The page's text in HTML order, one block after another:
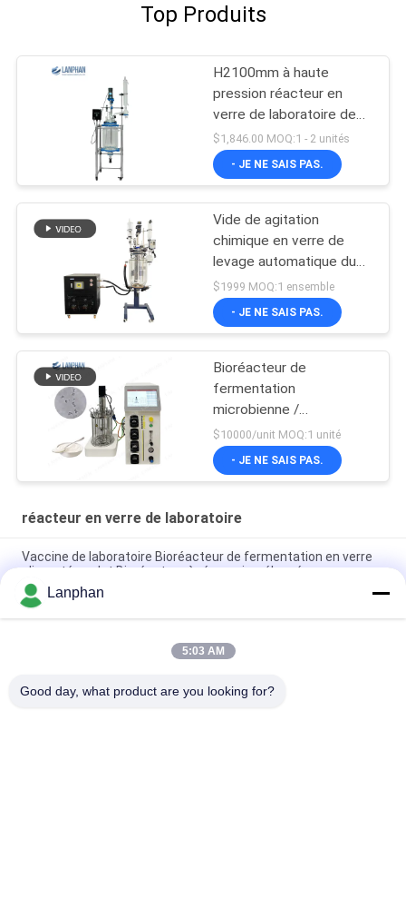
Top Produits
H2100mm à haute
pression réacteur en
verre de laboratoire de
20 litres
$1,846.00 MOQ:1 - 2 unités
- JE NE SAIS PAS.
Vide de agitation
chimique en verre de
levage automatique du
réacteur 10L de
laboratoire
$1999 MOQ:1 ensemble
- JE NE SAIS PAS.
Bioréacteur de
fermentation
microbienne /
bactérienne 1l
Bioréacteur de
fermentation de
algues
$10000/unit MOQ:1 unité
- JE NE SAIS PAS.
réacteur en verre de laboratoire
Vaccine de laboratoire Bioréacteur de fermentation en verre
alimenté par lot Bioréacteur à réservoir mélangé
2l 5l 10l culture automatique de levure de spiruline Bioréacteur
de fermentation en verre pour culture cellulaire
0.25L-15L Bioréacteur en verre Bioréacteur de laboratoire
Lanphan
5:03 AM
Good day, what product are you looking for?